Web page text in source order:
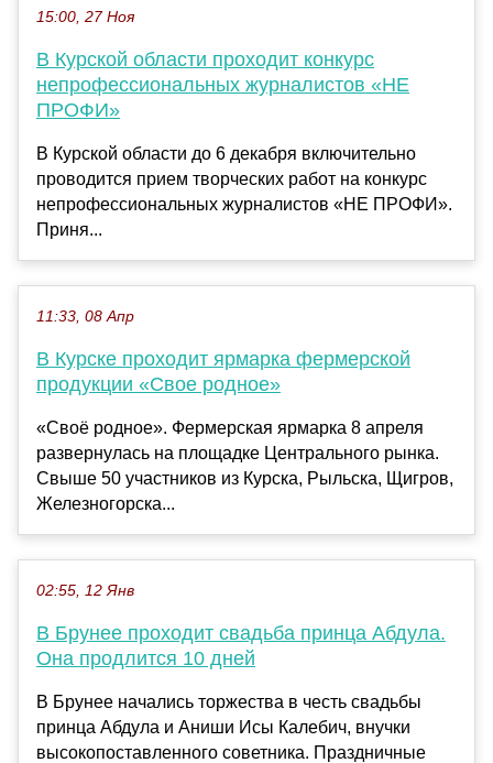
15:00, 27 Ноя
В Курской области проходит конкурс
непрофессиональных журналистов «НЕ
ПРОФИ»
В Курской области до 6 декабря включительно
проводится прием творческих работ на конкурс
непрофессиональных журналистов «НЕ ПРОФИ».
Приня...
11:33, 08 Апр
В Курске проходит ярмарка фермерской
продукции «Свое родное»
«Своё родное». Фермерская ярмарка 8 апреля
развернулась на площадке Центрального рынка.
Свыше 50 участников из Курска, Рыльска, Щигров,
Железногорска...
02:55, 12 Янв
В Брунее проходит свадьба принца Абдула.
Она продлится 10 дней
В Брунее начались торжества в честь свадьбы
принца Абдула и Аниши Исы Калебич, внучки
высокопоставленного советника. Праздничные